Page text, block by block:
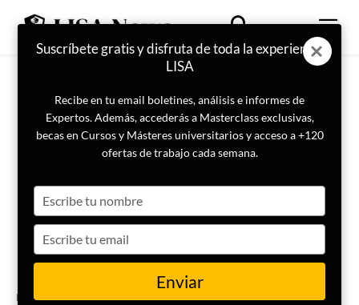
Portada Actualidad
Suscríbete gratis y disfruta de toda la experiencia
LISA
Recibe en tu email boletines, análisis e informes de
Expertos. Además, accederás a Masterclass exclusivas,
becas en Cursos y Másteres universitarios y acceso a +120
ofertas de trabajo cada semana.
your
name
your
email
Enviar